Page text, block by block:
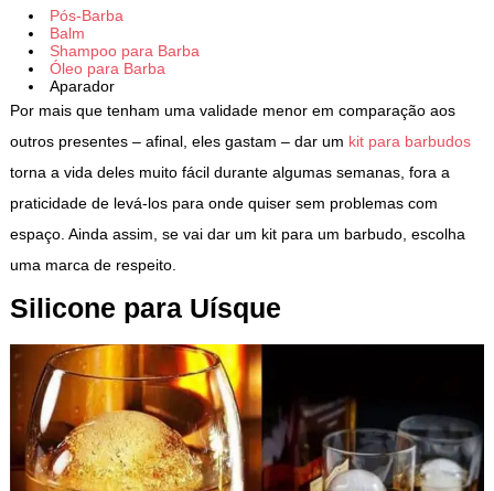
Pós-Barba
Balm
Shampoo para Barba
Óleo para Barba
Aparador
Por mais que tenham uma validade menor em comparação aos
outros presentes – afinal, eles gastam – dar um kit para barbudos
torna a vida deles muito fácil durante algumas semanas, fora a
praticidade de levá-los para onde quiser sem problemas com
espaço. Ainda assim, se vai dar um kit para um barbudo, escolha
uma marca de respeito.
Silicone para Uísque